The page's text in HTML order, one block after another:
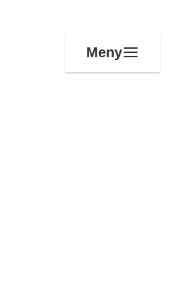
Meny